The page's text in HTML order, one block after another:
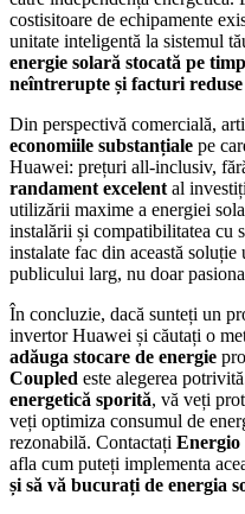
costisitoare de echipamente
unitate inteligentă la sistemul
energie solară stocată pe
neîntrerupte și facturi
Din perspectivă comercială,
economiile substanțiale pe
Huawei: prețuri all-inclusiv,
randament excelent al
utilizării maxime a energiei
instalării și compatibilitatea cu
instalate fac din această soluție
publicului larg, nu doar
În concluzie, dacă sunteți un
invertor Huawei și căutați o
adăuga stocare de energie
Coupled este alegerea
energetică sporită, vă veți
veți optimiza consumul de
rezonabilă. Contactați
afla cum puteți implementa
și să vă bucurați de energia